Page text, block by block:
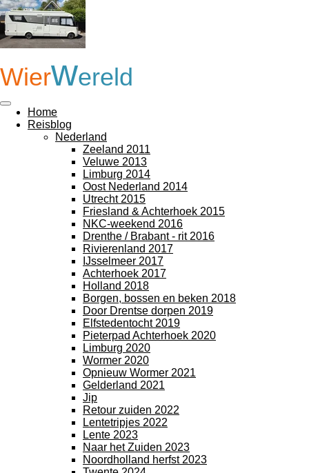
Ga
direct
naar
de
Wierwereld
Home
Reisblog
Nederland
Zeeland 2011
Veluwe 2013
Limburg 2014
Oost Nederland 2014
Utrecht 2015
Friesland & Achterhoek 2015
NKC-weekend 2016
Drenthe / Brabant - rit 2016
Rivierenland 2017
IJsselmeer 2017
Achterhoek 2017
Holland 2018
Borgen, bossen en beken 2018
Door Drentse dorpen 2019
Elfstedentocht 2019
Pieterpad Achterhoek 2020
Limburg 2020
Wormer 2020
Opnieuw Wormer 2021
Gelderland 2021
Jip
Retour zuiden 2022
Lentetripjes 2022
Lente 2023
Naar het Zuiden 2023
Noordholland herfst 2023